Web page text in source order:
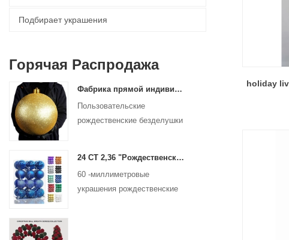
Подбирает украшения
Горячая Распродажа
Фабрика прямой индивидуальный рождественский мяч Большие украшения большие безделушки 15 см - 60 см.
Пользовательские
рождественские безделушки
24 CT 2,36 "Рождественский пластиковый шар для висящих украшений украшения рождественские шарики.
60 -миллиметровые
украшения рождественские
holiday